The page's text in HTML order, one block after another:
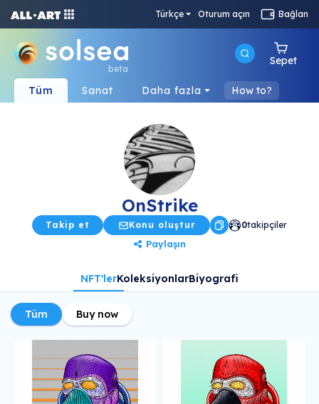
Türkçe Oturum açın Bağlan
beta
Sepet
Tüm Sanat Daha fazla How to?
OnStrike
Takip et Konu oluştur 0takipçiler
Paylaşın
NFT'lerKoleksiyonlarBiyografi
Tüm Buy now